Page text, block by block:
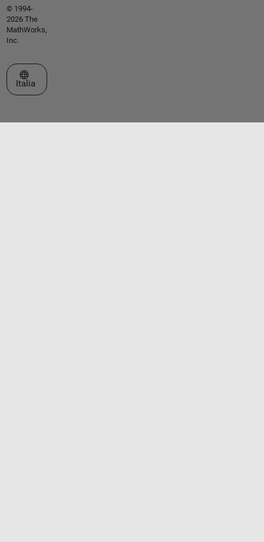
© 1994-
2026 The
MathWorks,
Inc.
Seleziona un sito web
Italia